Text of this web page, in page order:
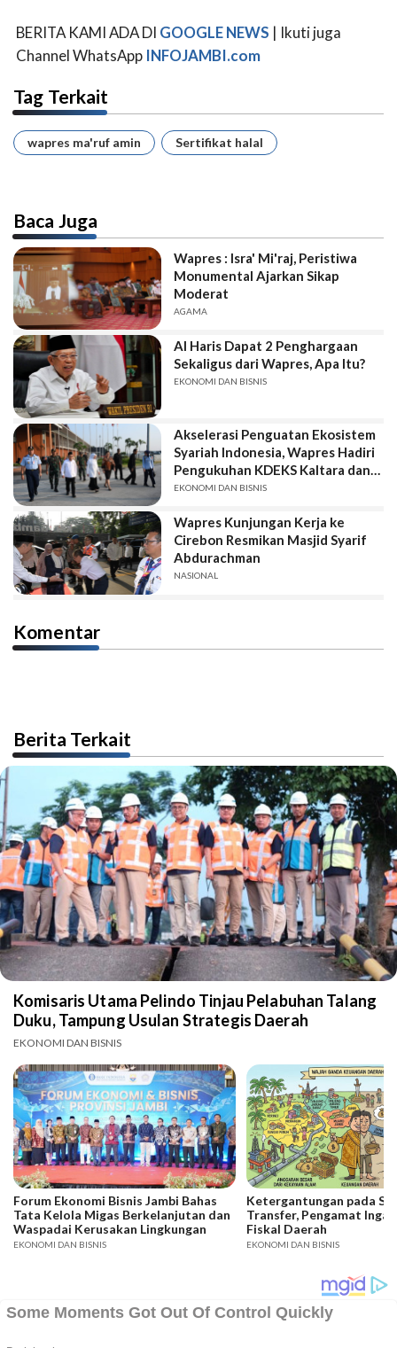
BERITA KAMI ADA DI GOOGLE NEWS | Ikuti juga
Channel WhatsApp INFOJAMBI.com
Tag Terkait
wapres ma'ruf amin Sertifikat halal
Baca Juga
Wapres : Isra' Mi'raj, Peristiwa
Monumental Ajarkan Sikap
Moderat
AGAMA
Al Haris Dapat 2 Penghargaan
Sekaligus dari Wapres, Apa Itu?
EKONOMI DAN BISNIS
Akselerasi Penguatan Ekosistem
Syariah Indonesia, Wapres Hadiri
Pengukuhan KDEKS Kaltara dan
Kaltim
EKONOMI DAN BISNIS
Wapres Kunjungan Kerja ke
Cirebon Resmikan Masjid Syarif
Abdurachman
NASIONAL
Komentar
Berita Terkait
Komisaris Utama Pelindo Tinjau Pelabuhan Talang
Duku, Tampung Usulan Strategis Daerah
EKONOMI DAN BISNIS
Forum Ekonomi Bisnis Jambi Bahas
Tata Kelola Migas Berkelanjutan dan
Waspadai Kerusakan Lingkungan
EKONOMI DAN BISNIS
Ketergantungan pada
Transfer, Pengamat
Fiskal Daerah
EKONOMI DAN BISNIS